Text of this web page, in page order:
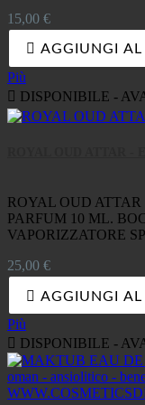
Prezzo
15,00 €
AGGIUNGI AL
Più
 DISPONIBILE -
ROYAL OUD
PARFUM 10 ML.
VAPORIZZATORE
Prezzo
25,00 €
AGGIUNGI AL
Più
 DISPONIBILE -